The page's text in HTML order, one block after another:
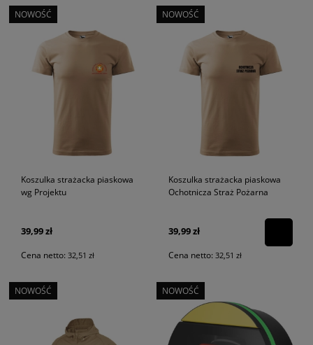
Koszulka strażacka piaskowa
wg Projektu
39,99 zł
Cena netto: 32,51 zł
NOWOŚĆ
Koszulka strażacka piaskowa
Ochotnicza Straż Pożarna
39,99 zł
Cena netto: 32,51 zł
NOWOŚĆ
NOWOŚĆ NOWOŚĆ